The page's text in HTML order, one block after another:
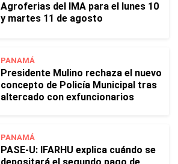
Agroferias del IMA para el lunes 10
y martes 11 de agosto
PANAMÁ
Presidente Mulino rechaza el nuevo
concepto de Policía Municipal tras
altercado con exfuncionarios
PANAMÁ
PASE-U: IFARHU explica cuándo se